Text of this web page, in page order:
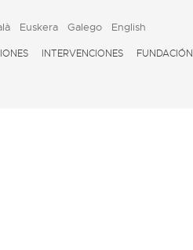
INTERVENCIONES FUNDACIÓN
Euskera Galego English